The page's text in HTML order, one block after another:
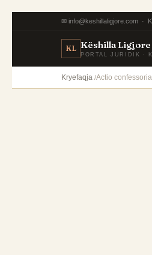
✉ info@keshillaligjore.com ·
KL Këshilla Ligjore
PORTAL JURIDIK ·
Kryefaqja Actio confessoria